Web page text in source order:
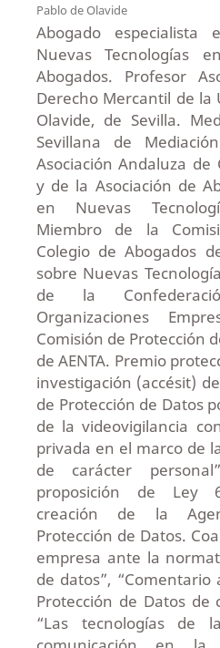
Pablo de Olavide
Abogado
Nuevas Tecnologías
Abogados. Profesor
Derecho Mercantil de la
Olavide, de Sevilla.
Sevillana de
Asociación Andaluza de
y de la Asociación de
en Nuevas
Miembro de la
Colegio de Abogados
sobre Nuevas
de la
Organizaciones
Comisión de Protección
de AENTA. Premio
investigación (accésit)
de Protección de Datos
de la videovigilancia
privada en el marco de
de carácter
proposición de Ley 6-
creación de la
Protección de Datos.
empresa ante la
de datos”,
Protección de Datos de
“Las tecnologías de